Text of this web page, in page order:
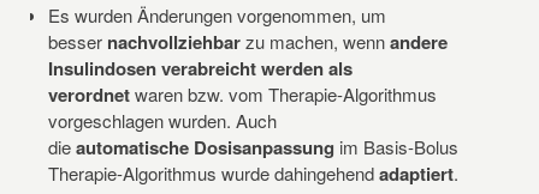
Es wurden Änderungen vorgenommen, um
besser nachvollziehbarzu machen, wennandere
Insulindosen verabreicht werden als
verordnetwaren bzw. vom Therapie-Algorithmus
vorgeschlagen wurden. Auch
dieautomatische Dosisanpassung im Basis-Bolus
Therapie-Algorithmus wurde dahingehendadaptiert.